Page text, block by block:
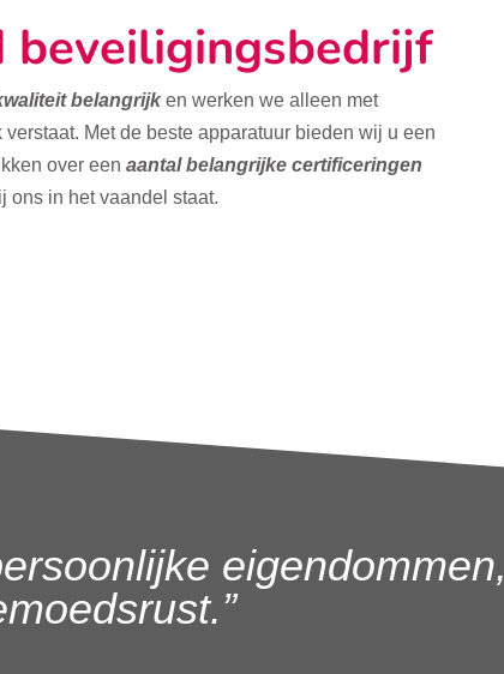
beveiligingsbedrijf
belangrijk en werken we alleen met
Met de beste apparatuur bieden wij u een
over eenaantal belangrijke certificeringen
ons in het vaandel staat.
eigendommen,